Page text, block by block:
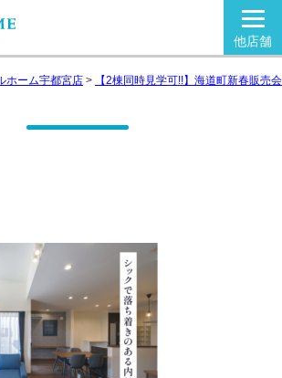
他店舗
ホーム宇都宮店 >
【2棟同時見学可!!】海道町新春販売会